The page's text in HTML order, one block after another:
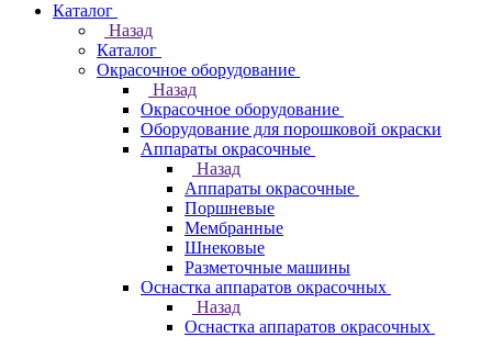
Каталог
Назад
Каталог
Окрасочное оборудование
Назад
Окрасочное оборудование
Оборудование для порошковой окраски
Аппараты окрасочные
Назад
Аппараты окрасочные
Поршневые
Мембранные
Шнековые
Разметочные машины
Оснастка аппаратов окрасочных
Назад
Оснастка аппаратов окрасочных